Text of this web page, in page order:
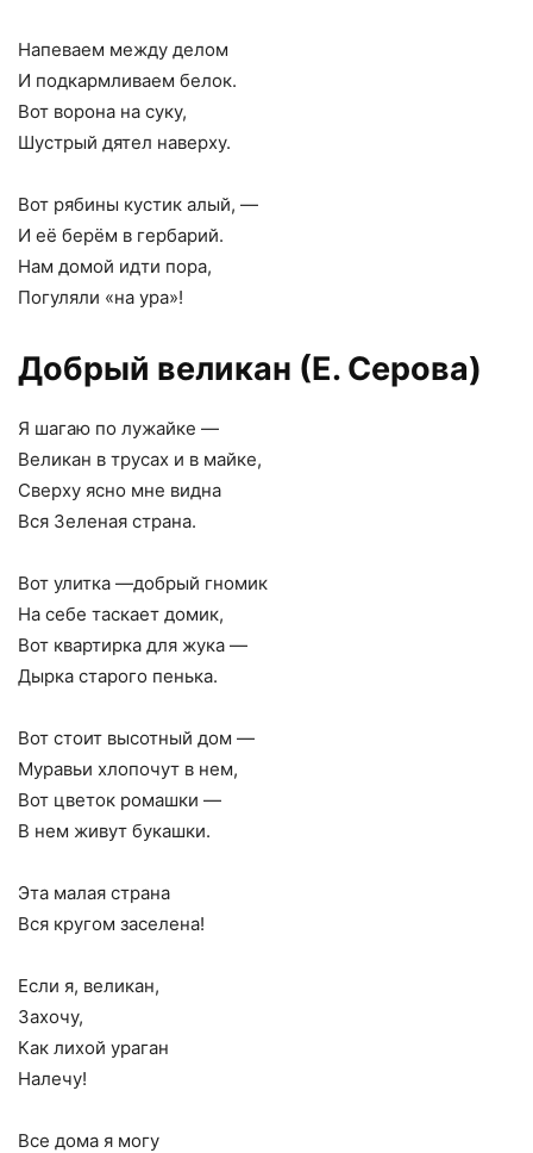
Напеваем между делом
И подкармливаем белок.
Вот ворона на суку,
Шустрый дятел наверху.
Вот рябины кустик алый, —
И её берём в гербарий.
Нам домой идти пора,
Погуляли «на ура»!
Добрый великан (Е. Серова)
Я шагаю по лужайке —
Великан в трусах и в майке,
Сверху ясно мне видна
Вся Зеленая страна.
Вот улитка —добрый гномик
На себе таскает домик,
Вот квартирка для жука —
Дырка старого пенька.
Вот стоит высотный дом —
Муравьи хлопочут в нем,
Вот цветок ромашки —
В нем живут букашки.
Эта малая страна
Вся кругом заселена!
Если я, великан,
Захочу,
Как лихой ураган
Налечу!
Все дома я могу